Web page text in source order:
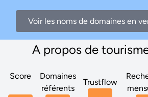
Voir les noms de domaines en
A propos de
Score
Domaines
référents
Trustflow